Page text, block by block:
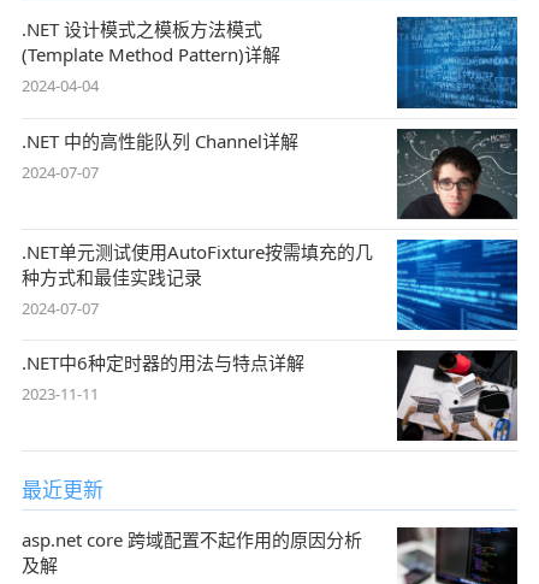
.NET 设计模式之模板方法模式
(Template Method Pattern)详解
2024-04-04
.NET 中的高性能队列 Channel详解
2024-07-07
.NET单元测试使用AutoFixture按需填充的几
种方式和最佳实践记录
2024-07-07
.NET中6种定时器的用法与特点详解
2023-11-11
最近更新
asp.net core 跨域配置不起作用的原因分析
及解